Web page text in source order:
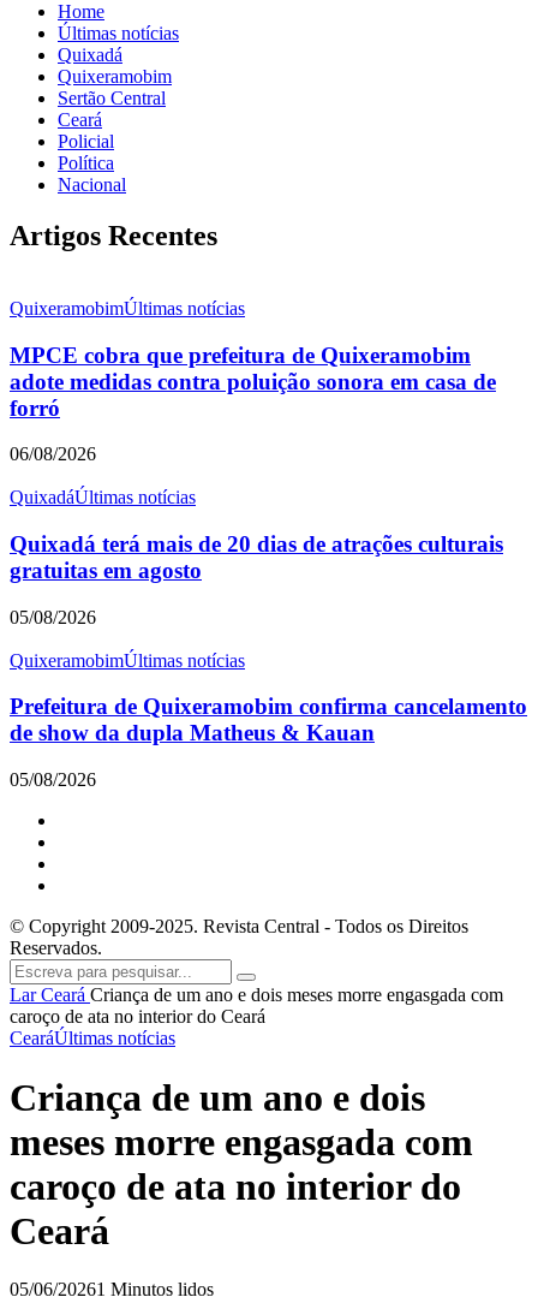
Home
Últimas notícias
Quixadá
Quixeramobim
Sertão Central
Ceará
Policial
Política
Nacional
Artigos Recentes
QuixeramobimÚltimas notícias
MPCE cobra que prefeitura de Quixeramobim
adote medidas contra poluição sonora em casa de
forró
06/08/2026
QuixadáÚltimas notícias
Quixadá terá mais de 20 dias de atrações culturais
gratuitas em agosto
05/08/2026
QuixeramobimÚltimas notícias
Prefeitura de Quixeramobim confirma cancelamento
de show da dupla Matheus & Kauan
05/08/2026
© Copyright 2009-2025. Revista Central - Todos os Direitos
Reservados.
LarCeará Criança de um ano e dois meses morre engasgada com
caroço de ata no interior do Ceará
CearáÚltimas notícias
Criança de um ano e dois
meses morre engasgada com
caroço de ata no interior do
Ceará
05/06/20261 Minutos lidos